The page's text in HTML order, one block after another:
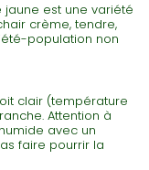
jaune est une variété
crème, tendre,
population non
clair (température
Attention à
avec un
faire pourrir la